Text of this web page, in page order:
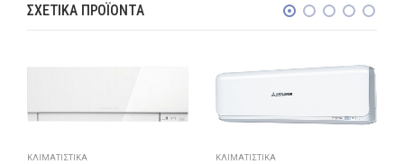
ΣΧΕΤΙΚΆ ΠΡΟΪΌΝΤΑ
ΚΛΙΜΑΤΙΣΤΙΚΆ ΚΛΙΜΑΤΙΣΤΙΚΆ